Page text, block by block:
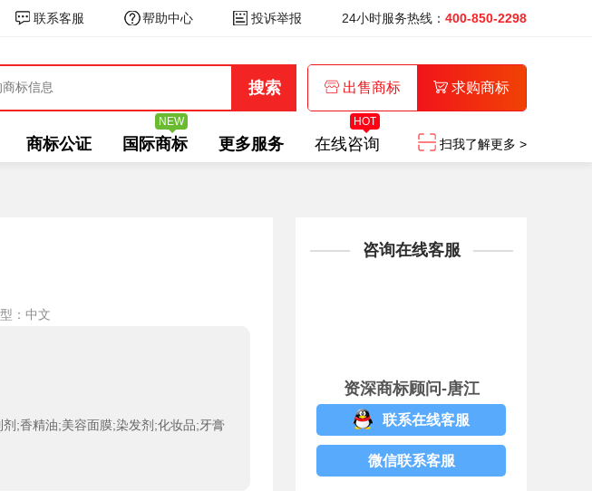
联系客服 帮助中心 投诉举报 24小时服务热线： 400-850-2298
求购商标
出售商标
商标公证 国际商标
NEW
更多服务 在线咨询
HOT
扫我了解更多 >
：中文
;香精油;美容面膜;染发剂;化妆品;牙膏
咨询在线客服
资深商标顾问-唐江
联系在线客服
微信联系客服